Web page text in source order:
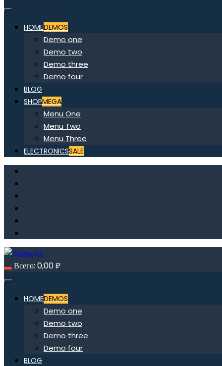
HOMEDEMOS
Demo one
Demo two
Demo three
Demo four
BLOG
SHOPMEGA
Menu One
Menu Two
Menu Three
ELECTRONICSSALE
Всего: 0,00₽
HOMEDEMOS
Demo one
Demo two
Demo three
Demo four
BLOG